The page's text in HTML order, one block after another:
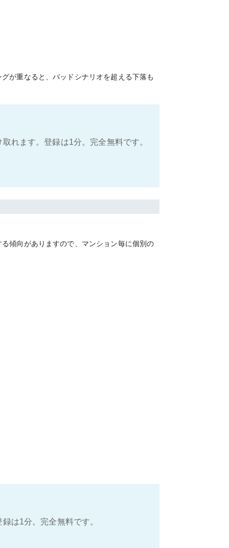
が重なると、バッドシナリオを超える下落も
れます。登録は1分。完全無料です。
傾向がありますので、マンション毎に個別の
は1分。完全無料です。